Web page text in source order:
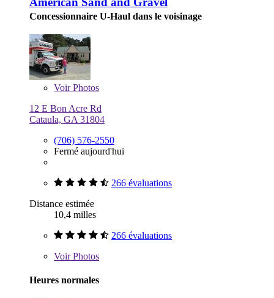
Concessionnaire U-Haul dans le voisinage
VoirPhotos
12 E Bon Acre Rd
Cataula, GA 31804
(706) 576-2550
Fermé aujourd'hui
266 évaluations
Distance estimée
10,4 milles
266 évaluations
VoirPhotos
Heures normales